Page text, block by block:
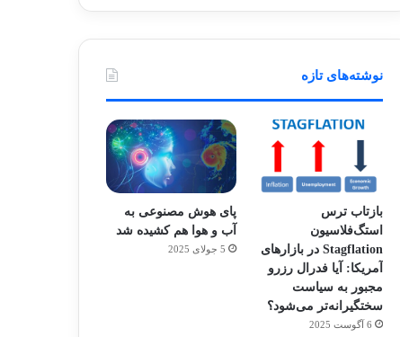
نوشته‌های تازه
بازتاب ترس
استگ‌فلاسیون
Stagflation در بازارهای
آمریکا: آیا فدرال رزرو
مجبور به سیاست
سختگیرانه‌تر می‌شود؟
6 آگوست 2025
پای هوش مصنوعی به
آب و هوا هم کشیده شد
5 جولای 2025